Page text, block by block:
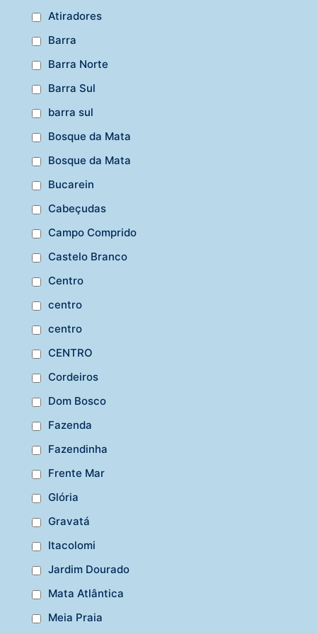
Atiradores
Barra
Barra Norte
Barra Sul
barra sul
Bosque da Mata
Bosque da Mata
Bucarein
Cabeçudas
Campo Comprido
Castelo Branco
Centro
centro
centro
CENTRO
Cordeiros
Dom Bosco
Fazenda
Fazendinha
Frente Mar
Glória
Gravatá
Itacolomi
Jardim Dourado
Mata Atlântica
Meia Praia